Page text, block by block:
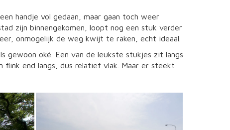
handje vol gedaan, maar gaan toch weer
zijn binnengekomen, loopt nog een stuk verder
onmogelijk de weg kwijt te raken, echt ideaal.
gewoon oké. Een van de leukste stukjes zit langs
end langs, dus relatief vlak. Maar er steekt